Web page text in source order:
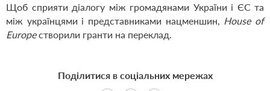
Щоб сприяти діалогу між громадянами України і ЄС та
між українцями і представниками нацменшин, House of
Europeстворили гранти на переклад.
Поділитися в соціальних мережах